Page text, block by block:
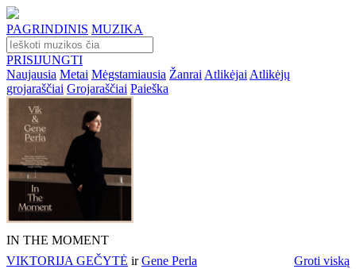
PAGRINDINIS MUZIKA
PRISIJUNGTI
Naujausia Metai Mėgstamiausia Žanrai Atlikėjai Atlikėjų
grojaraščiai Grojaraščiai Paieška
IN THE MOMENT
VIKTORIJA GEČYTĖ irGene Perla Groti viską